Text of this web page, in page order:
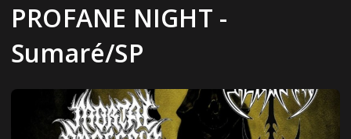
PROFANE NIGHT -
Sumaré/SP